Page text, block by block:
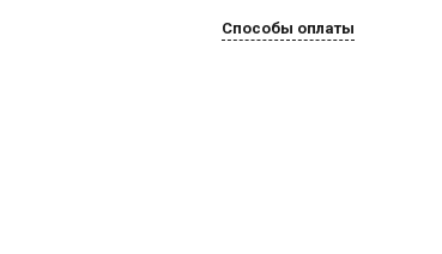
Способы оплаты